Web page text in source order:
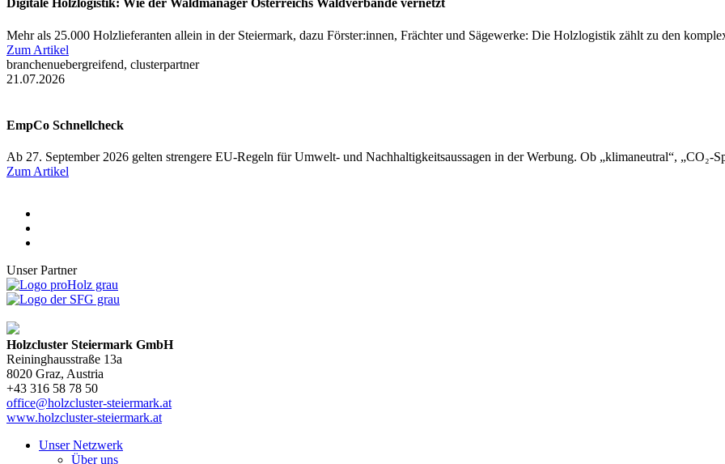
Digitale Holzlogistik: Wie der Waldmanager Österreichs Waldverbände vernetzt
Mehr als 25.000 Holzlieferanten allein in der Steiermark, dazu Förster:innen, Frächter und Sägewerke: Die Holzlogistik zählt zu den
Zum Artikel
branchenuebergreifend, clusterpartner
21.07.2026
EmpCo Schnellcheck
Ab 27. September 2026 gelten strengere EU-Regeln für Umwelt- und Nachhaltigkeitsaussagen in der Werbung. Ob „klimaneutral“, „CO₂-
Zum Artikel
Unser Partner
Holzcluster Steiermark GmbH
Reininghausstraße 13a
8020 Graz, Austria
+43 316 58 78 50
office@holzcluster-steiermark.at
www.holzcluster-steiermark.at
Unser Netzwerk
Über uns